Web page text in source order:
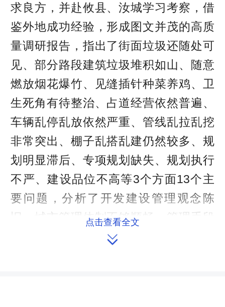
求良方，并赴攸县、汝城学习考察，借
鉴外地成功经验，形成图文并茂的高质
量调研报告，指出了街面垃圾还随处可
见、部分路段建筑垃圾堆积如山、随意
燃放烟花爆竹、见缝插针种菜养鸡、卫
生死角有待整治、占道经营依然普遍、
车辆乱停乱放依然严重、管线乱拉乱挖
非常突出、棚子乱搭乱建仍然较多、规
划明显滞后、专项规划缺失、规划执行
不严、建设品位不高等3个方面13个主
要问题，分析了开发建设管理观念陈
旧、城市管理体制不够顺畅、管理手段
比较单一、基础设施欠账较多、城市文
点击查看全文
